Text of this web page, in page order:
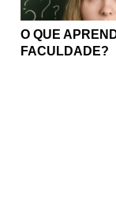
O QUE
FACULDADE?